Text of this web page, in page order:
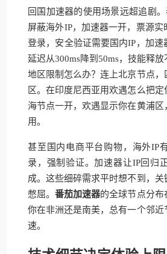
回国加速器的使用场景远超追剧
屏蔽海外IP，加速器一开，票源
登录，安全验证需要国内IP，加速
延迟从300ms降到50ms，技能释
地区限制怎么办？连上北京节点，
区。在印度尼西亚用欢遇怎么把
海节点一开，欢遇显示你在黄浦
用。
甚至国内电商平台购物，海外IP
录，强制验证。加速器让IP回归
成。这些细碎需求平时想不到，
憋屈。番茄加速器的全球节点分布
你在非洲还是南美，总有一个邻
速。